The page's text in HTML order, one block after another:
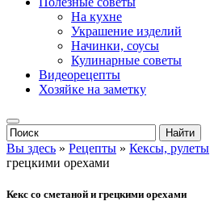
На кухне
Украшение изделий
Начинки, соусы
Кулинарные советы
Видеорецепты
Хозяйке на заметку
Вы здесь » Рецепты » Кексы, рулеты
грецкими орехами
Кекс со сметаной и грецкими орехами